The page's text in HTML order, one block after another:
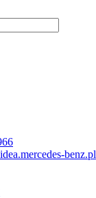
benz.pl